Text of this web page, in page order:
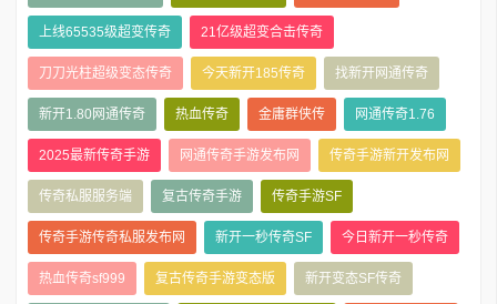
上线65535级超变传奇 21亿级超变合击传奇
刀刀光柱超级变态传奇 今天新开185传奇 找新开网通传奇
新开1.80网通传奇 热血传奇 金庸群侠传 网通传奇1.76
2025最新传奇手游 网通传奇手游发布网 传奇手游新开发布网
传奇私服服务端 复古传奇手游 传奇手游SF
传奇手游传奇私服发布网 新开一秒传奇SF 今日新开一秒传奇
热血传奇sf999 复古传奇手游变态版 新开变态SF传奇